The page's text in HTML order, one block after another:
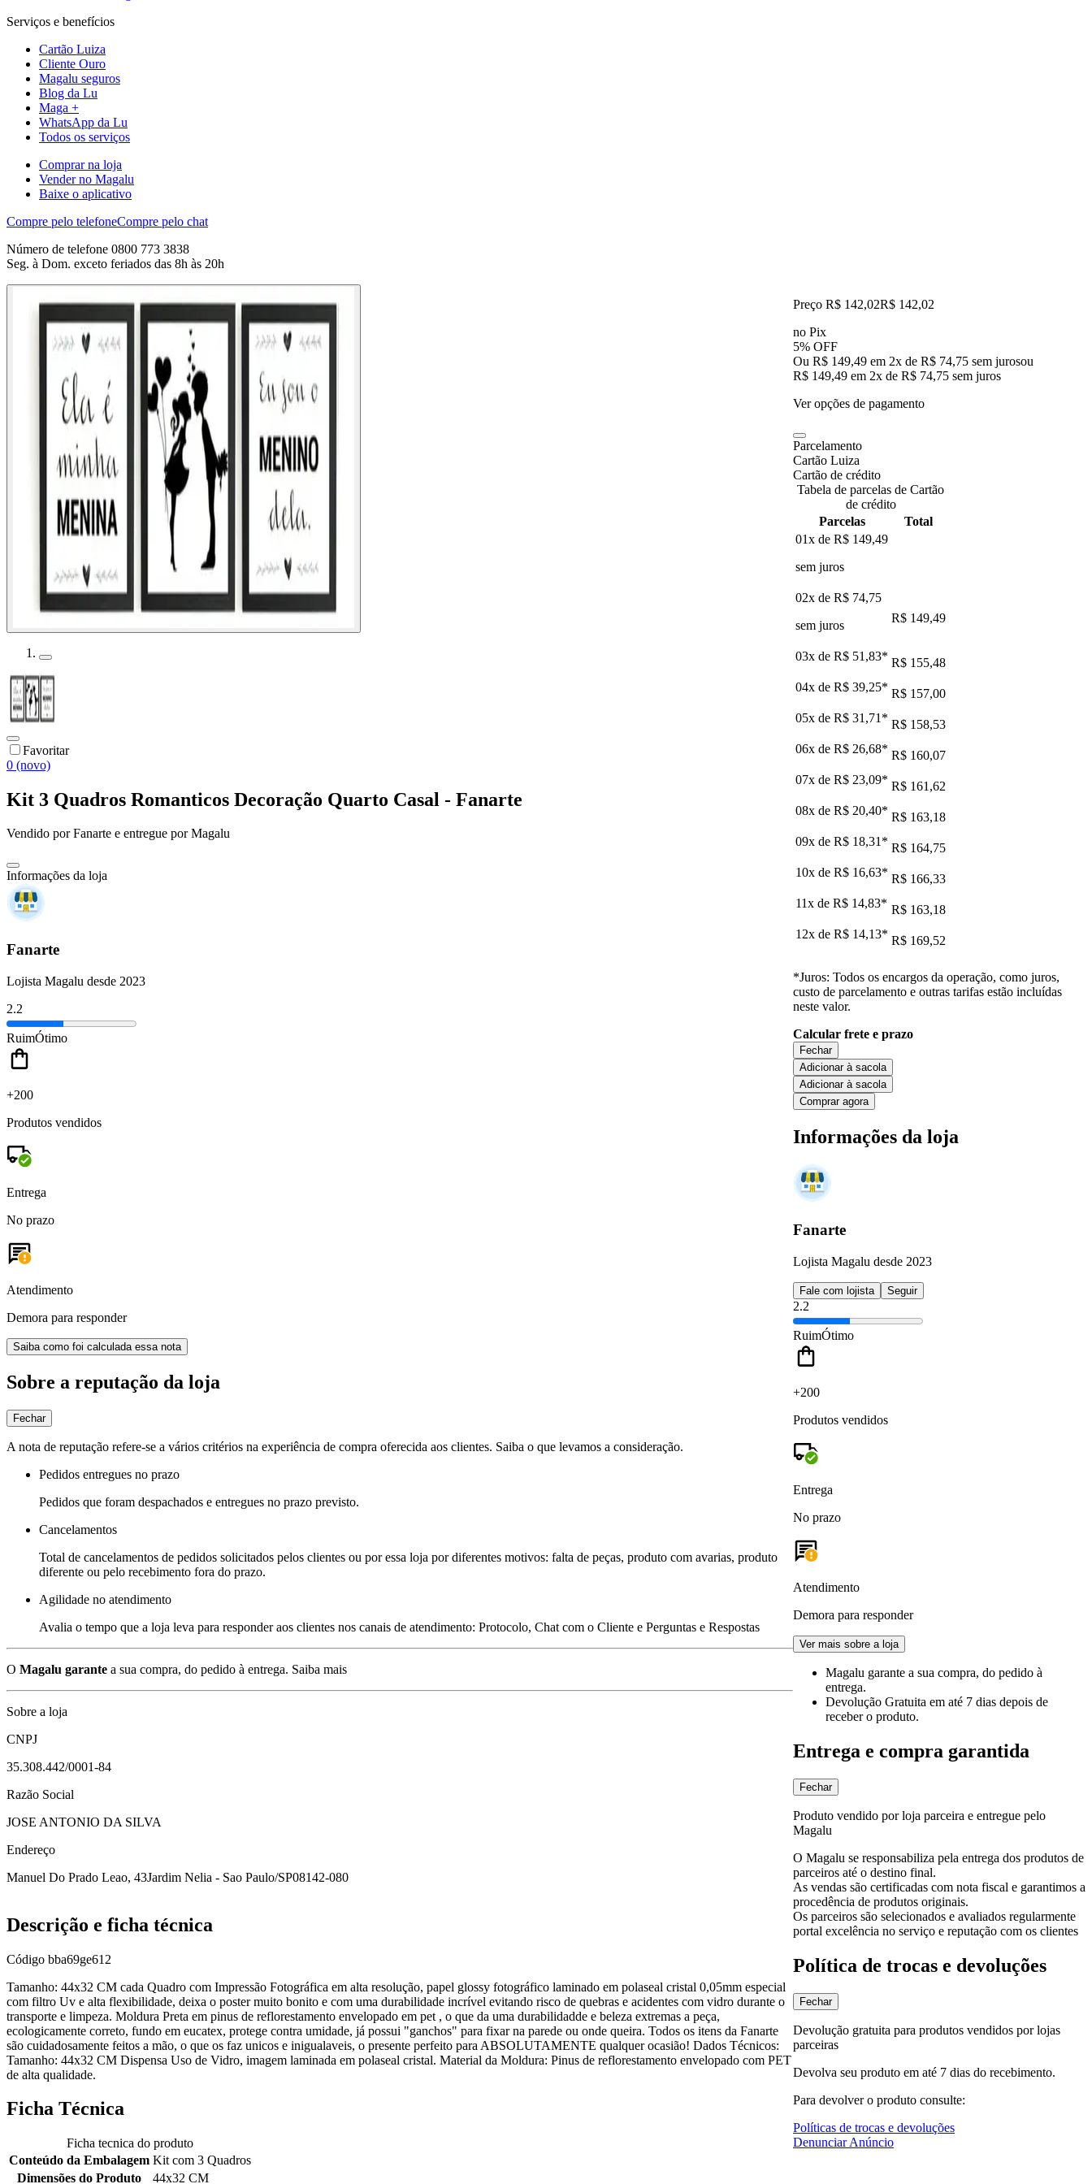
Serviços e benefícios
Cartão Luiza
Cliente Ouro
Magalu seguros
Blog da Lu
Maga +
WhatsApp da Lu
Todos os serviços
Comprar na loja
Vender no Magalu
Baixe o aplicativo
Compre pelo telefoneCompre pelo chat
Número de telefone 0800 773 3838
Seg. à Dom. exceto feriados das 8h às 20h
Favoritar
0 (novo)
Kit 3 Quadros Romanticos Decoração Quarto Casal - Fanarte
Vendido porFanarte e entregue por Magalu
Informações da loja
Fanarte
Lojista Magalu desde 2023
2.2
RuimÓtimo
+200
Produtos vendidos
Entrega
No prazo
Atendimento
Demora para responder
Saiba como foi calculada essa nota
Sobre a reputação da loja
Fechar
A nota de reputação refere-se a vários critérios na experiência de compra oferecida aos clientes. Saiba o que levamos a consideração.
Pedidos entregues no prazo
Pedidos que foram despachados e entregues no prazo previsto.
Cancelamentos
Total de cancelamentos de pedidos solicitados pelos clientes ou por essa loja por diferentes motivos: falta de peças, produto com avarias, produto
diferente ou pelo recebimento fora do prazo.
Agilidade no atendimento
Avalia o tempo que a loja leva para responder aos clientes nos canais de atendimento: Protocolo, Chat com o Cliente e Perguntas e Respostas
O Magalu garante a sua compra, do pedido à entrega. Saiba mais
Sobre a loja
CNPJ
35.308.442/0001-84
Razão Social
JOSE ANTONIO DA SILVA
Endereço
Manuel Do Prado Leao, 43Jardim Nelia - Sao Paulo/SP08142-080
Preço R$ 142,02R$ 142,02
no Pix
5% OFF
Ou R$ 149,49 em 2x de R$ 74,75 sem jurosou
R$ 149,49 em 2x de R$ 74,75 sem juros
Ver opções de pagamento
Parcelamento
Cartão Luiza
Cartão de crédito
Tabela de parcelas de Cartão
de crédito
Parcelas
Total
01x de R$ 149,49
sem juros
02x de R$ 74,75
sem juros
R$ 149,49
03x de R$ 51,83* R$ 155,48
04x de R$ 39,25* R$ 157,00
05x de R$ 31,71 * R$ 158,53
06x de R$ 26,68* R$ 160,07
07x de R$ 23,09* R$ 161,62
08x de R$ 20,40* R$ 163,18
09x de R$ 18,31 * R$ 164,75
10x de R$ 16,63* R$ 166,33
11x de R$ 14,83* R$ 163,18
12x de R$ 14,13* R$ 169,52
*Juros: Todos os encargos da operação, como juros,
custo de parcelamento e outras tarifas estão incluídas
neste valor.
Calcular frete e prazo
Fechar
Adicionar à sacola
Adicionar à sacola
Comprar agora
Informações da loja
Fanarte
Lojista Magalu desde 2023
Fale com lojista Seguir
2.2
RuimÓtimo
+200
Produtos vendidos
Entrega
No prazo
Atendimento
Demora para responder
Ver mais sobre a loja
Magalu garante a sua compra, do pedido à
entrega.
Devolução Gratuita em até 7 dias depois de
receber o produto.
Entrega e compra garantida
Fechar
Produto vendido por loja parceira e entregue pelo
Magalu
O Magalu se responsabiliza pela entrega dos produtos de
parceiros até o destino final.
As vendas são certificadas com nota fiscal e garantimos a
procedência de produtos originais.
Os parceiros são selecionados e avaliados regularmente
portal excelência no serviço e reputação com os clientes
Política de trocas e devoluções
Fechar
Devolução gratuita para produtos vendidos por lojas
parceiras
Devolva seu produto em até 7 dias do recebimento.
Para devolver o produto consulte:
Políticas de trocas e devoluções
Denunciar Anúncio
Descrição e ficha técnica
Código bba69ge612
Tamanho: 44x32 CM cada Quadro com Impressão Fotográfica em alta resolução, papel glossy fotográfico laminado em polaseal cristal 0,05mm especial
com filtro Uv e alta flexibilidade, deixa o poster muito bonito e com uma durabilidade incrível evitando risco de quebras e acidentes com vidro durante o
transporte e limpeza. Moldura Preta em pinus de reflorestamento envelopado em pet , o que da uma durabilidadde e beleza extremas a peça,
ecologicamente correto, fundo em eucatex, protege contra umidade, já possui "ganchos" para fixar na parede ou onde queira. Todos os itens da Fanarte
são cuidadosamente feitos a mão, o que os faz unicos e inigualaveis, o presente perfeito para ABSOLUTAMENTE qualquer ocasião! Dados Técnicos:
Tamanho: 44x32 CM Dispensa Uso de Vidro, imagem laminada em polaseal cristal. Material da Moldura: Pinus de reflorestamento envelopado com PET
de alta qualidade.
Ficha Técnica
Ficha tecnica do produto
Conteúdo da Embalagem Kit com 3 Quadros
Dimensões do Produto
44x32 CM